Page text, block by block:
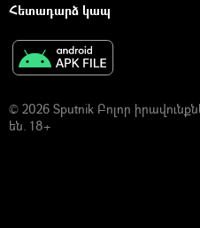
Հետադարձ կապ
© 2026 Sputnik Բոլոր
են. 18+